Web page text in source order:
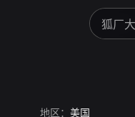
地区： 美国